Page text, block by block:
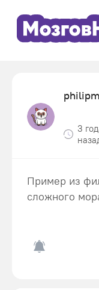
3
Пример из
сложного